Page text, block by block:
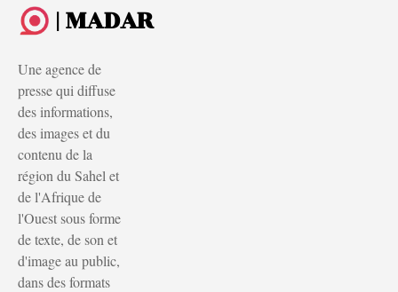
| MADAR
Une agence de
presse qui diffuse
des informations,
des images et du
contenu de la
région du Sahel et
de l'Afrique de
l'Ouest sous forme
de texte, de son et
d'image au public,
dans des formats